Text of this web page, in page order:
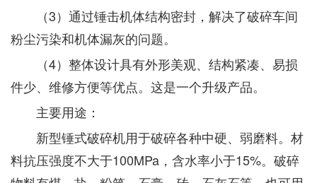
（3）通过锤击机体结构密封，解决了破碎车间
粉尘污染和机体漏灰的问题。
（4）整体设计具有外形美观、结构紧凑、易损
件少、维修方便等优点。这是一个升级产品。
主要用途：
新型锤式破碎机用于破碎各种中硬、弱磨料。材
料抗压强度不大于100MPa，含水率小于15%。破碎